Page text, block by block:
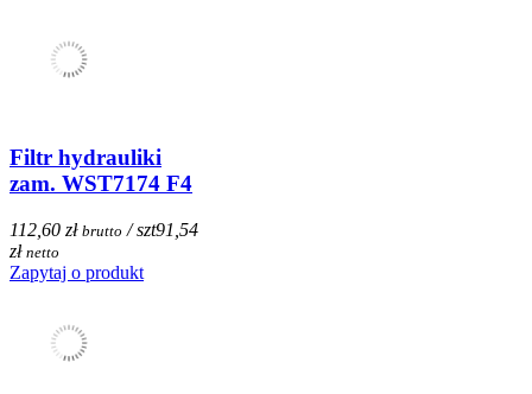
Filtr hydrauliki
zam. WST7174 F4
112,60 zł brutto / szt91,54
zł netto
Zapytaj o produkt